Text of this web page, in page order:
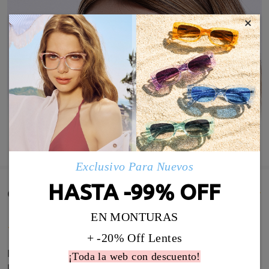
MOSTRAR MÁS
Comentarios de Clientes(3)
Excelente material, se notan muy firmes y quedan
muy bien. Llegaron con mi receta de forma
×
Exclusivo Para Nuevos
HASTA -99% OFF
EN MONTURAS
+ -20% Off Lentes
¡Toda la web con descuento!